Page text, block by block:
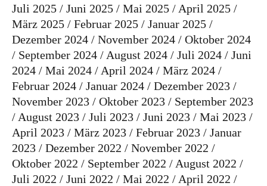
Juli 2025
Juni 2025 Mai 2025
April 2025
März 2025
Februar 2025
Januar 2025
Dezember 2024
November 2024
Oktober 2024
September 2024
August 2024 Juli 2024
Juni
2024
Mai 2024 April 2024
März 2024
Februar 2024
Januar 2024
Dezember 2023
November 2023
Oktober 2023
September 2023
August 2023
Juli 2023 Juni 2023
Mai 2023
April 2023
März 2023 Februar 2023
Januar
2023
Dezember 2022
November 2022
Oktober 2022
September 2022
August 2022
Juli 2022
Juni 2022 Mai 2022
April 2022